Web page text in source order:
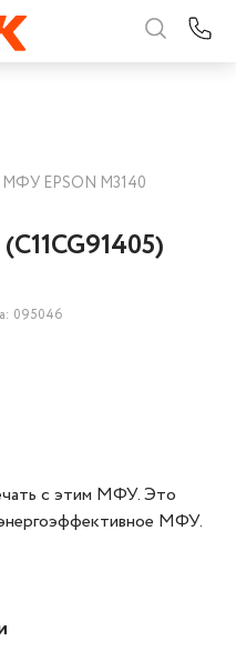
МФУ EPSON M3140
095046
с этим МФУ. Это
МФУ.